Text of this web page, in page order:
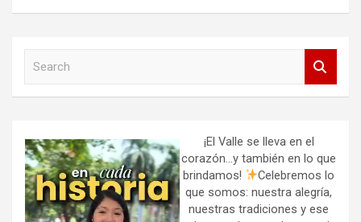
h
¡El Valle se lleva en el
corazón…y también en lo que
brindamos!
Celebremos lo
que somos: nuestra alegría,
nuestras tradiciones y ese